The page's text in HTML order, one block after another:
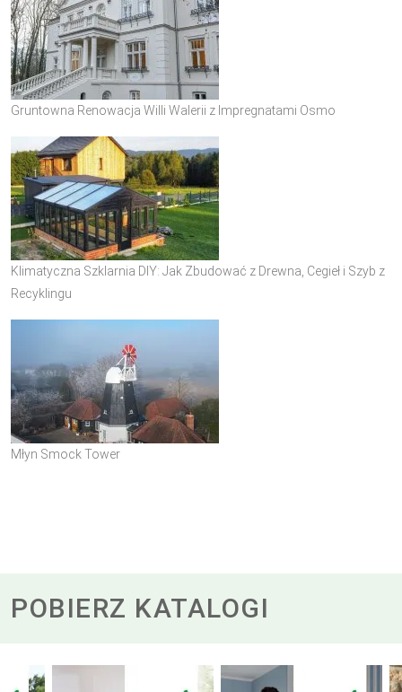
Gruntowna Renowacja Willi Walerii z Impregnatami Osmo
Klimatyczna Szklarnia DIY: Jak Zbudować z Drewna, Cegieł i Szyb z
Recyklingu
Młyn Smock Tower
POBIERZ KATALOGI